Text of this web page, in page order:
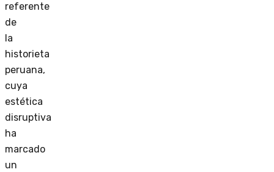
referente
de
la
historieta
peruana,
cuya
estética
disruptiva
ha
marcado
un